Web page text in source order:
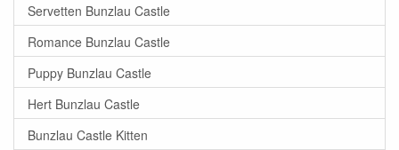
Servetten Bunzlau Castle
Romance Bunzlau Castle
Puppy Bunzlau Castle
Hert Bunzlau Castle
Bunzlau Castle Kitten